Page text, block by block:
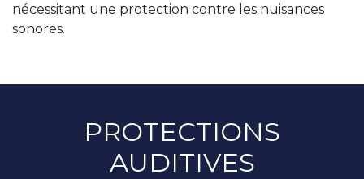
nécessitant une protection contre les nuisances
sonores.
PROTECTIONS
AUDITIVES